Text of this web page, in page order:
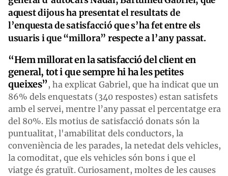
aquest dijous ha presentat el resultats de
l’enquesta de satisfacció que s’ha fet entre els
usuaris i que “millora” respecte a l’any passat.
“Hem millorat en la satisfacció del client en
general, tot i que sempre hi ha les petites
queixes”, ha explicat Gabriel, que ha indicat que un
86% dels enquestats (340 respostes) estan satisfets
amb el servei, mentre l’any passat el percentatge era
del 80%. Els motius de satisfacció donats són la
puntualitat, l'amabilitat dels conductors, la
conveniència de les parades, la netedat dels vehicles,
la comoditat, que els vehicles són bons i que el
viatge és gratuït. Curiosament, moltes de les causes